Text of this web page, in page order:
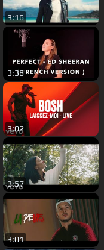
3:16
3:36
3:02
3:57
3:01